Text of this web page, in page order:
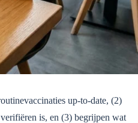
up-to-date, (2)
is, en (3) begrijpen wat